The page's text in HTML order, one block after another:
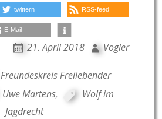
twittern RSS-feed
E-Mail
21. April 2018 Vogler
Freundeskreis Freilebender
Uwe Martens,
Wolf im
Jagdrecht